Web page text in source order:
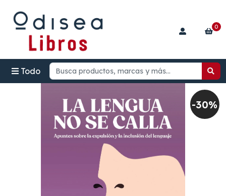
Todo
0
-30%